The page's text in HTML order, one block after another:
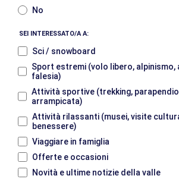
No
SEI INTERESSATO/A A:
Sci / snowboard
Sport estremi (volo libero, alpinismo,
falesia)
Attività sportive (trekking,
arrampicata)
Attività rilassanti (musei, visite
benessere)
Viaggiare in famiglia
Offerte e occasioni
Novità e ultime notizie della valle